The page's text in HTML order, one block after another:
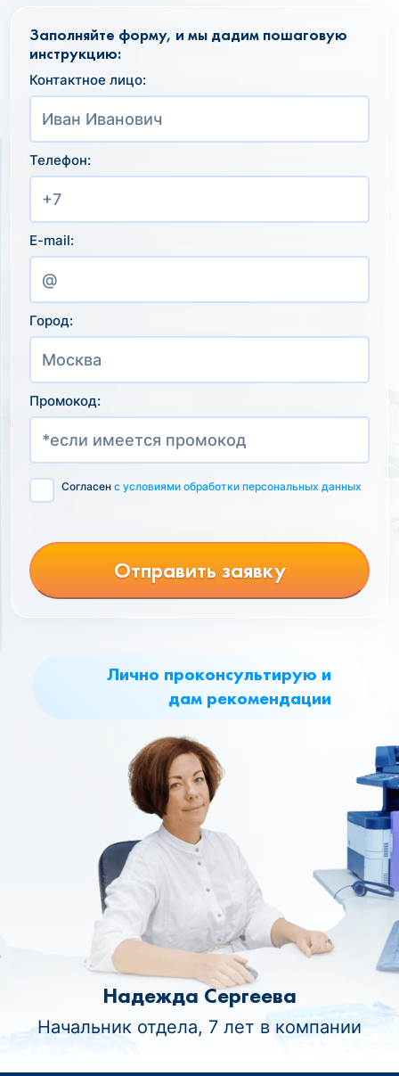
Лично проконсультирую и
дам рекомендации
Надежда Сергеева
Начальник отдела, 7 лет в компании
Заполняйте форму, и мы дадим пошаговую
инструкцию:
Контактное лицо:
Телефон:
E-mail:
Город:
Промокод:
Согласен с условиями обработки персональных данных
Отправить заявку